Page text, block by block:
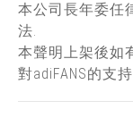
本公司長年委任
法.
本聲明上架後如
對adiFANS的支